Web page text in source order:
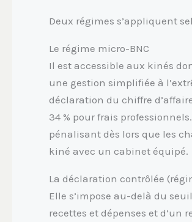
Deux régimes s’appliquent
Le régime micro-BNC
Il est accessible aux kinés
une gestion simplifiée à
déclaration du chiffre
34 % pour frais
pénalisant dès lors que les
kiné avec un cabinet équipé.
La déclaration contrôlée
Elle s’impose au-delà du
recettes et dépenses et d’un